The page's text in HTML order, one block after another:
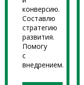
конверсию.
Составлю
стратегию
развития.
Помогу
с
внедрением.